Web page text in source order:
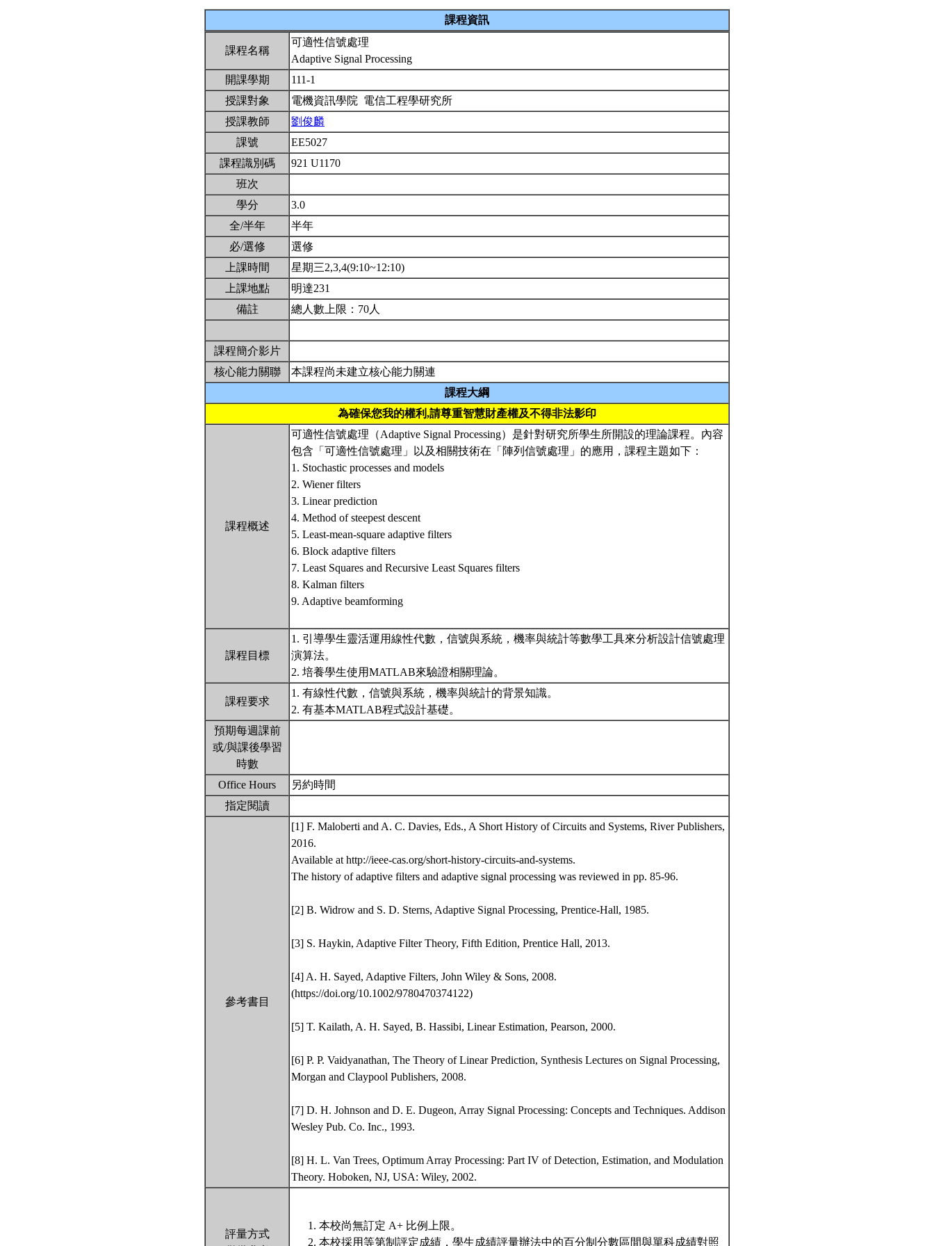
課程資訊
課程名稱
可適性信號處理
Adaptive Signal Processing
開課學期
111-1
授課對象
電機資訊學院 電信工程學研究所
授課教師
劉俊麟
課號
EE5027
課程識別碼
921 U1170
班次
學分
3.0
全/半年
半年
必/選修
選修
上課時間
星期三2,3,4(9:10~12:10)
上課地點
明達231
備註
總人數上限：70人
課程簡介影片
核心能力關聯
本課程尚未建立核心能力關連
課程大綱
為確保您我的權利,請尊重智慧財產權及不得非法影印
課程概述
可適性信號處理（Adaptive Signal Processing）是針對研究所學生所開設的理論課程。內容
包含「可適性信號處理」以及相關技術在「陣列信號處理」的應用，課程主題如下：
1. Stochastic processes and models
2. Wiener filters
3. Linear prediction
4. Method of steepest descent
5. Least-mean-square adaptive filters
6. Block adaptive filters
7. Least Squares and Recursive Least Squares filters
8. Kalman filters
9. Adaptive beamforming
課程目標
1. 引導學生靈活運用線性代數，信號與系統，機率與統計等數學工具來分析設計信號處理
演算法。
2. 培養學生使用MATLAB來驗證相關理論。
課程要求
1. 有線性代數，信號與系統，機率與統計的背景知識。
2. 有基本MATLAB程式設計基礎。
預期每週課前
或/與課後學習
時數
Office Hours
另約時間
指定閱讀
參考書目
[1] F. Maloberti and A. C. Davies, Eds., A Short History of Circuits and Systems, River Publishers,
2016.
Available at http://ieee-cas.org/short-history-circuits-and-systems.
The history of adaptive filters and adaptive signal processing was reviewed in pp. 85-96.
[2] B. Widrow and S. D. Sterns, Adaptive Signal Processing, Prentice-Hall, 1985.
[3] S. Haykin, Adaptive Filter Theory, Fifth Edition, Prentice Hall, 2013.
[4] A. H. Sayed, Adaptive Filters, John Wiley & Sons, 2008.
(https://doi.org/10.1002/9780470374122)
[5] T. Kailath, A. H. Sayed, B. Hassibi, Linear Estimation, Pearson, 2000.
[6] P. P. Vaidyanathan, The Theory of Linear Prediction, Synthesis Lectures on Signal Processing,
Morgan and Claypool Publishers, 2008.
[7] D. H. Johnson and D. E. Dugeon, Array Signal Processing: Concepts and Techniques. Addison
Wesley Pub. Co. Inc., 1993.
[8] H. L. Van Trees, Optimum Array Processing: Part IV of Detection, Estimation, and Modulation
Theory. Hoboken, NJ, USA: Wiley, 2002.
評量方式
本校尚無訂定 A+ 比例上限。
本校採用等第制評定成績，學生成績評量辦法中的百分制分數區間與單科成績對照